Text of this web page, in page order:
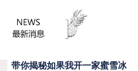
带你揭秘如果我开一家蜜雪冰